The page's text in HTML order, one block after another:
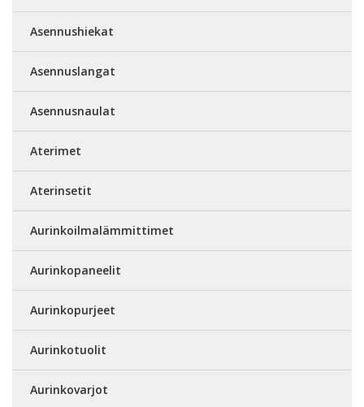
Asennushiekat
Asennuslangat
Asennusnaulat
Aterimet
Aterinsetit
Aurinkoilmalämmittimet
Aurinkopaneelit
Aurinkopurjeet
Aurinkotuolit
Aurinkovarjot